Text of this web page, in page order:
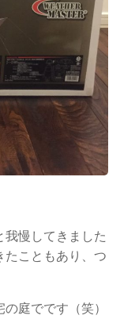
我慢してきました
たこともあり、つ
庭でです（笑）